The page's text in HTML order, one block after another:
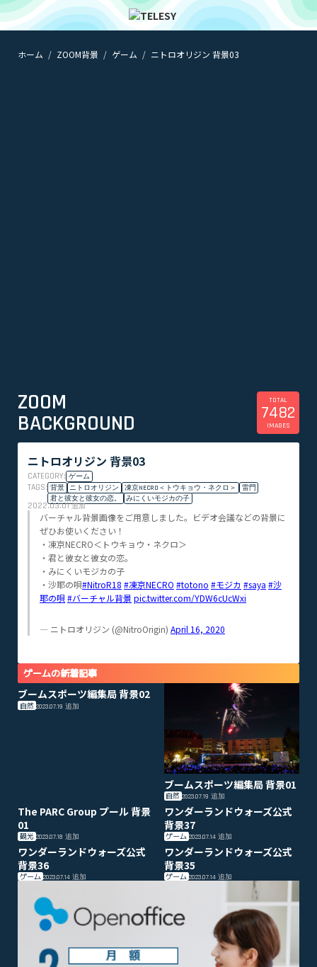
ホーム
ホーム ZOOM背景 ゲーム ニトロオリジン 背景03
ZOOM
BACKGROUND
TOTAL
7482
IMAGES
ニトロオリジン 背景03
CATEGORY: ゲーム
TAGS: 背景 ニトロオリジン 凍京NECRO＜トウキョウ・ネクロ＞
雷門
君と彼女と彼女の恋。
みにくいモジカの子
2022.03.01追加
バーチャル背景画像をご用意しました。ビデオ会議などの背景に
ぜひお使いください！
・凍京NECRO＜トウキョウ・ネクロ＞
・君と彼女と彼女の恋。
・みにくいモジカの子
・沙耶の唄#NitroR18 #凍京NECRO #totono #モジカ #saya #沙
耶の唄 #バーチャル背景 pic.twitter.com/YDW6cUcWxi
— ニトロオリジン (@NitroOrigin) April 16, 2020
ゲームの新着記事
ブームスポーツ編集局 背景02
自然 2023.07.19 追加
ブームスポーツ編集局 背景01
自然 2023.07.19追加
The PARC Group プール 背景
01
観光 2023.07.18 追加
ワンダーランドウォーズ公式
背景37
ゲーム 2023.07.14追加
ワンダーランドウォーズ公式
背景36
ゲーム 2023.07.14 追加
ワンダーランドウォーズ公式
背景35
ゲーム 2023.07.14追加